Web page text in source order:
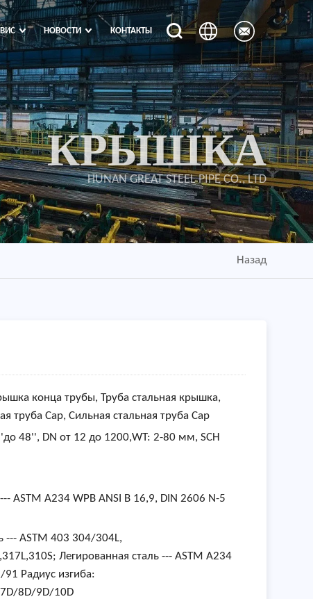
НОВОСТИ КОНТАКТЫ
КРЫШКА
HUNAN GREAT STEEL PIPE CO., LTD
Назад
конца трубы, Труба стальная крышка,
труба Cap, Сильная стальная труба Cap
48'', DN от 12 до 1200,WT: 2-80 мм, SCH
ASTM A234 WPB ANSI B 16,9, DIN 2606 N-5
--- ASTM 403 304/304L,
Легированная сталь --- ASTM A234
Радиус изгиба:
8D/9D/10D